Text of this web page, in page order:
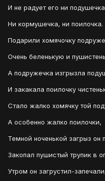
И не радует его ни
Ни кормушечка, ни поилочка.
Подарили хомячочку
Очень беленькую и
А подружечка изгрызла
И закакала поилочку
Стало жалко хомячку той
А особенно жалко поилочки,
Темной ноченькой загрыз он
Закопал пушистый трупик в
Утром он загрустил-